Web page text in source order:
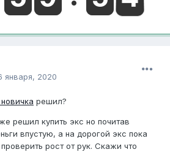
января, 2020
решил?
решил купить экс но почитав
впустую, а на дорогой экс пока
рост от рук. Скажи что